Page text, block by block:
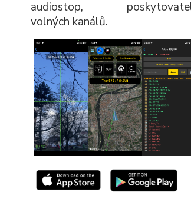
audiostop,
volných kanálů.